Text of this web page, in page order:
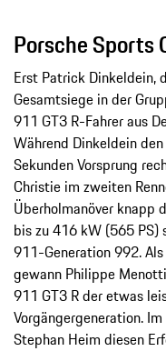
Porsche Sports
Erst Patrick Dinkeldein,
Gesamtsiege in der
911 GT3 R-Fahrer aus
Während Dinkeldein
Sekunden Vorsprung
Christie im zweiten
Überholmanöver knapp
bis zu 416 kW (565 PS)
911-Generation 992.
gewann Philippe
911 GT3 R der etwas
Vorgängergeneration.
Stephan Heim diesen